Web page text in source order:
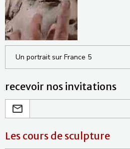
Un portrait sur France 5
recevoir nos invitations
Les cours de sculpture